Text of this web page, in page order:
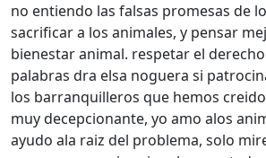
no entiendo las falsas promesas de
sacrificar a los animales, y pensar
bienestar animal. respetar el
palabras dra elsa noguera si
los barranquilleros que hemos
muy decepcionante, yo amo alos
ayudo ala raiz del problema, solo